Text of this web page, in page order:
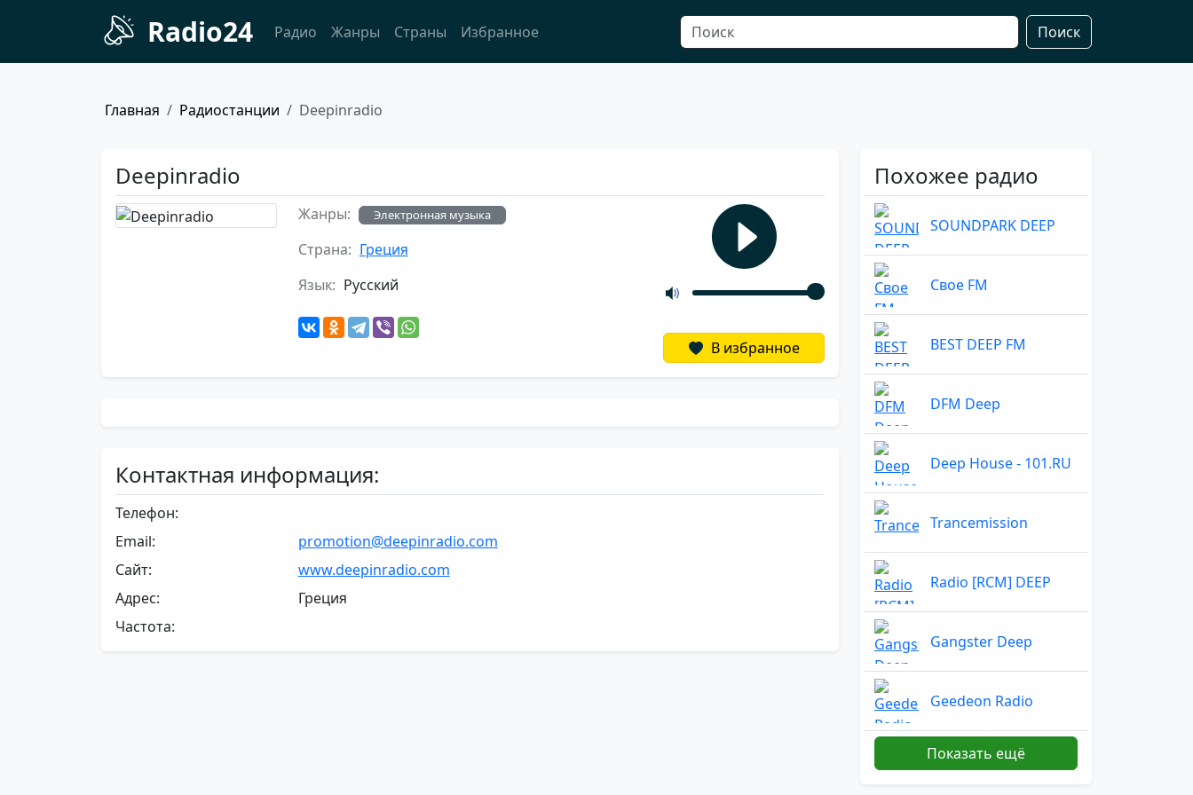
Radio24 Радио Жанры Страны Избранное Поиск
Главная Радиостанции Deepinradio
Deepinradio
Жанры: Электронная музыка
Страна: Греция
Язык: Русский
В избранное
Контактная информация:
Телефон:
Email:
promotion@deepinradio.com
Сайт:
www.deepinradio.com
Адрес:
Греция
Частота:
Похожее радио
SOUNDPARK DEEP
Свое FM
BEST DEEP FM
DFM Deep
Deep House - 101.RU
Trancemission
Radio [RCM] DEEP
Gangster Deep
Geedeon Radio
Frisky Radio
Показать ещё